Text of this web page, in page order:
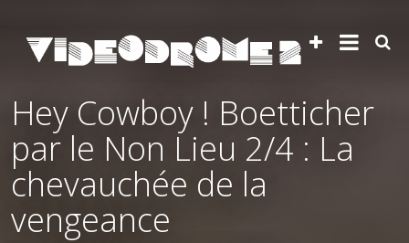
Hey Cowboy ! Boetticher
par le Non Lieu 2/4 : La
chevauchée de la
vengeance